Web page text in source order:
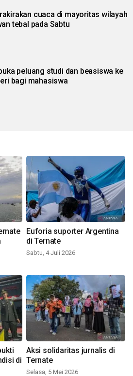
cuaca di mayoritas wilayah
tebal pada Sabtu
peluang studi dan beasiswa ke
bagi mahasiswa
Euforia suporter Argentina
di Ternate
Sabtu, 4 Juli 2026
di
Aksi solidaritas jurnalis di
Ternate
Selasa, 5 Mei 2026